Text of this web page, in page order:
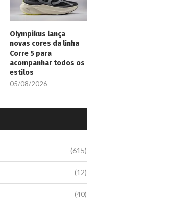
Olympikus lança
novas cores da linha
Corre 5 para
acompanhar todos os
estilos
05/08/2026
(615)
(12)
(40)